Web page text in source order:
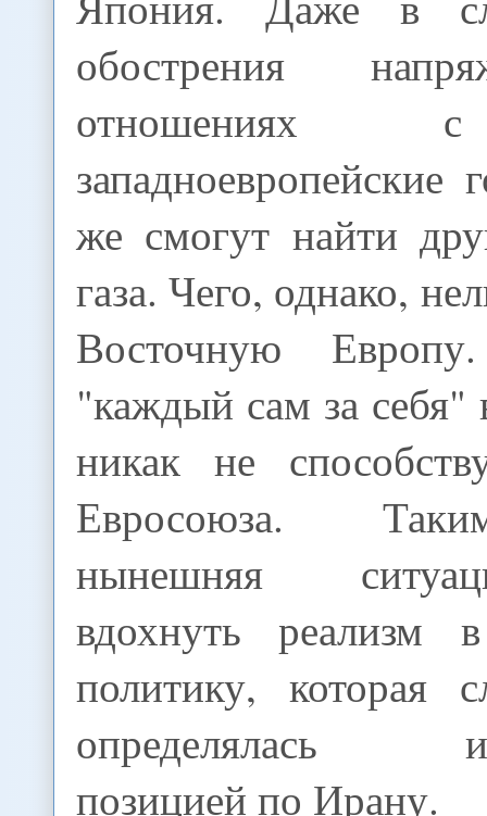
обострения
отношениях
западноевропейские
же смогут найти
газа. Чего, однако,
Восточную
"каждый сам за себя"
никак не
Евросоюза.
нынешняя
вдохнуть реализм
политику, которая
определялась
позицией по Ирану.